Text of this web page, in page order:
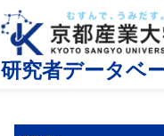
研究者データベ